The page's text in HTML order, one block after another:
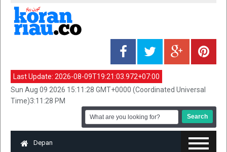
Last Update: 2026-08-09T19:21:03.972+07:00
Sun Aug 09 2026 15:11:28 GMT+0000 (Coordinated Universal
Time)3:11:28 PM
Depan